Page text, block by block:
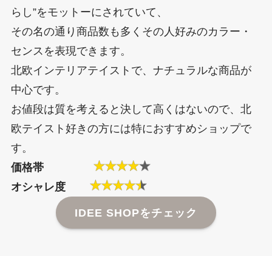
らし”をモットーにされていて、
その名の通り商品数も多くその人好みのカラー・
センスを表現できます。
北欧インテリアテイストで、ナチュラルな商品が
中心です。
お値段は質を考えると決して高くはないので、北
欧テイスト好きの方には特におすすめショップで
す。
価格帯
オシャレ度
IDEE SHOPをチェック